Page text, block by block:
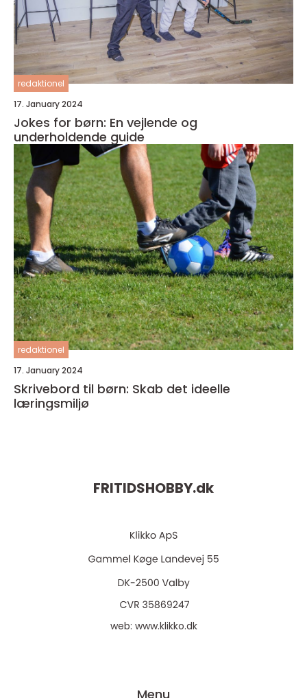
redaktionel
17. January 2024
Jokes for børn: En vejlende og
underholdende guide
redaktionel
17. January 2024
Skrivebord til børn: Skab det ideelle
læringsmiljø
FRITIDSHOBBY.dk
web: www.klikko.dk
Menu